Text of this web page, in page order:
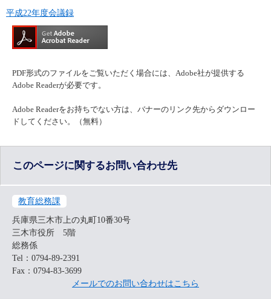
平成22年度会議録
PDF形式のファイルをご覧いただく場合には、Adobe社が提供する
Adobe Readerが必要です。
Adobe Readerをお持ちでない方は、バナーのリンク先からダウンロー
ドしてください。（無料）
このページに関するお問い合わせ先
教育総務課
兵庫県三木市上の丸町10番30号
三木市役所 5階
総務係
Tel：0794-89-2391
Fax：0794-83-3699
メールでのお問い合わせはこちら